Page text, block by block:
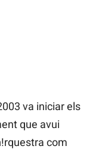
va iniciar els
que avui
com